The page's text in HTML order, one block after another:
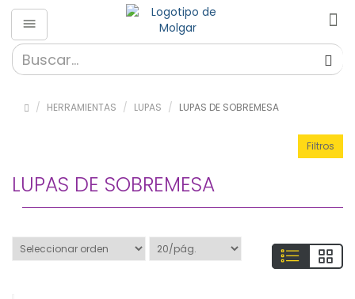
HERRAMIENTAS LUPAS LUPAS DE SOBREMESA
Herramientas
»
(56)
» Fibra
»
HAKKO
Filtros
LUPAS DE SOBREMESA